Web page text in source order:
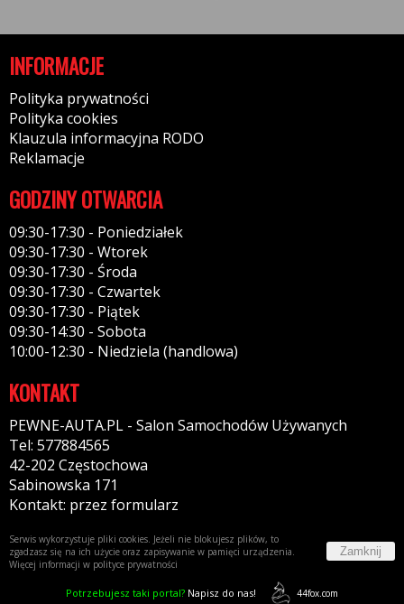
INFORMACJE
Polityka prywatności
Polityka cookies
Klauzula informacyjna RODO
Reklamacje
GODZINY OTWARCIA
09:30-17:30 - Poniedziałek
09:30-17:30 - Wtorek
09:30-17:30 - Środa
09:30-17:30 - Czwartek
09:30-17:30 - Piątek
09:30-14:30 - Sobota
10:00-12:30 - Niedziela (handlowa)
KONTAKT
PEWNE-AUTA.PL - Salon Samochodów Używanych
Tel: 577884565
42-202 Częstochowa
Sabinowska 171
Kontakt: przez formularz
Serwis wykorzystuje pliki cookies. Jeżeli nie blokujesz plików, to
zgadzasz się na ich użycie oraz zapisywanie w pamięci urządzenia.
Więcej informacji w polityce prywatności
Zamknij
Potrzebujesz taki portal? Napisz do nas! 44fox.com